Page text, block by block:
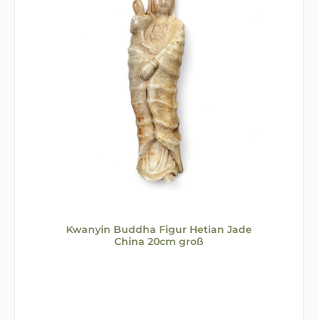
Kwanyin Buddha Figur Hetian Jade
China 20cm groß